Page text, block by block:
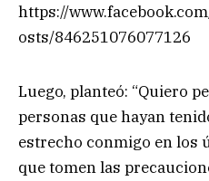
https://
osts/846251076077126
Luego, planteó: “Quiero
personas que hayan
estrecho conmigo en los
que tomen las